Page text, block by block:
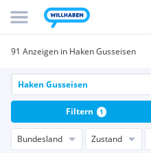
91 Anzeigen in Haken Gusseisen
Bundesland Zustand
Filtern 1